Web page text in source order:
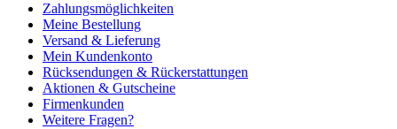
Zahlungsmöglichkeiten
Meine Bestellung
Versand & Lieferung
Mein Kundenkonto
Rücksendungen & Rückerstattungen
Aktionen & Gutscheine
Firmenkunden
Weitere Fragen?